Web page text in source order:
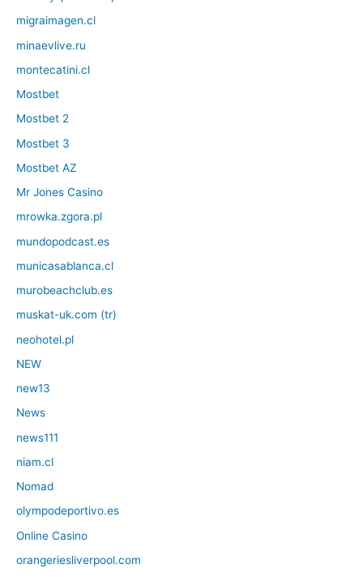
migraimagen.cl
minaevlive.ru
montecatini.cl
Mostbet
Mostbet 2
Mostbet 3
Mostbet AZ
Mr Jones Casino
mrowka.zgora.pl
mundopodcast.es
municasablanca.cl
murobeachclub.es
muskat-uk.com (tr)
neohotel.pl
NEW
new13
News
news111
niam.cl
Nomad
olympodeportivo.es
Online Casino
orangeriesliverpool.com